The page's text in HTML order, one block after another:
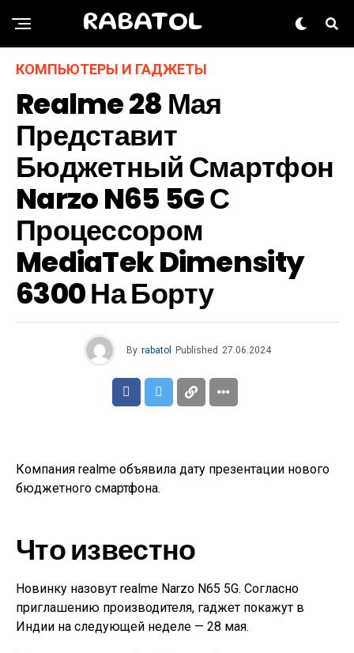
RABATOL
КОМПЬЮТЕРЫ И ГАДЖЕТЫ
Realme 28 Мая
Представит
Бюджетный Смартфон
Narzo N65 5G С
Процессором
MediaTek Dimensity
6300 На Борту
By rabatol Published 27.06.2024
Компания realme объявила дату презентации нового
бюджетного смартфона.
Что известно
Новинку назовут realme Narzo N65 5G. Согласно
приглашению производителя, гаджет покажут в
Индии на следующей неделе — 28 мая.